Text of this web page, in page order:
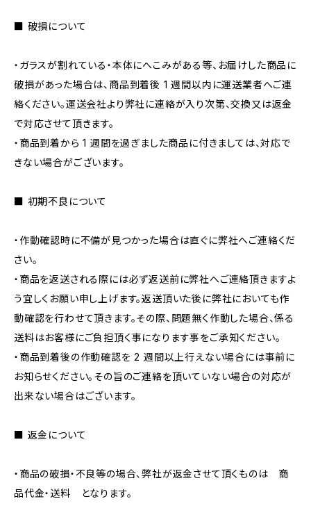
■ 破損について
・ガラスが割れている・本体にへこみがある等、お届けした商品に
破損があった場合は、商品到着後 1 週間以内に運送業者へご連
絡ください。運送会社より弊社に連絡が入り次第、交換又は返金
で対応させて頂きます。
・商品到着から 1 週間を過ぎました商品に付きましては、対応で
きない場合がございます。
■ 初期不良について
・作動確認時に不備が見つかった場合は直ぐに弊社へご連絡くだ
さい。
・商品を返送される際には必ず返送前に弊社へご連絡頂きますよ
う宜しくお願い申し上げます。返送頂いた後に弊社においても作
動確認を行わせて頂きます。その際、問題無く作動した場合、係る
送料はお客様にご負担頂く事になります事をご承知ください。
・商品到着後の作動確認を 2 週間以上行えない場合には事前に
お知らせください。その旨のご連絡を頂いていない場合の対応が
出来ない場合はございます。
■ 返金について
・商品の破損・不良等の場合、弊社が返金させて頂くものは 商
品代金・送料 となります。